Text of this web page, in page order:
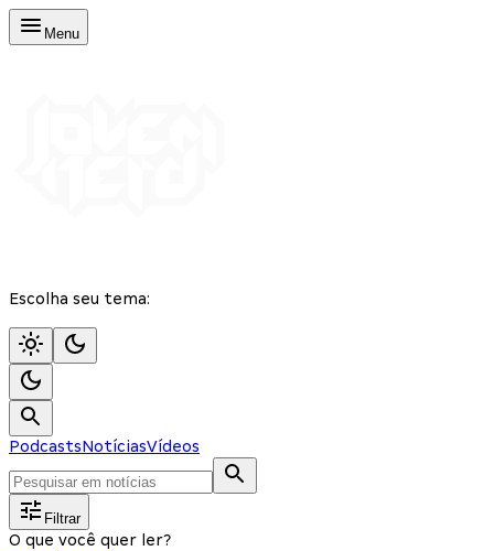
Menu
Escolha seu tema:
PodcastsNotíciasVídeos
Filtrar
O que você quer ler?